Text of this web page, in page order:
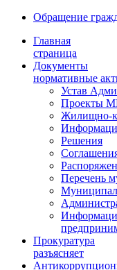
Обращение
Главная
страница
Документы
нормативные
Устав
Проекты
Жилищно-
Решения
Перечень
Прокуратура
разъясняет